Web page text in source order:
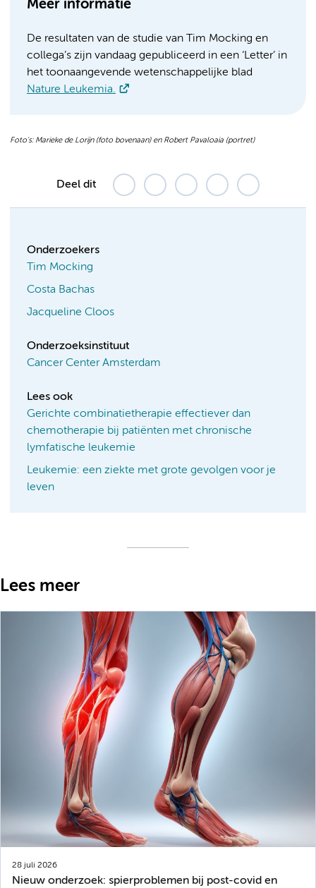
Meer informatie
De resultaten van de studie van Tim Mocking en
collega’s zijn vandaag gepubliceerd in een ‘Letter’ in
het toonaangevende wetenschappelijke blad
Nature Leukemia.
Foto's: Marieke de Lorijn (foto bovenaan) en Robert Pavaloaia (portret)
Deel dit
Onderzoekers
Tim Mocking
Costa Bachas
Jacqueline Cloos
Onderzoeksinstituut
Cancer Center Amsterdam
Lees ook
Gerichte combinatietherapie effectiever dan
chemotherapie bij patiënten met chronische
lymfatische leukemie
Leukemie: een ziekte met grote gevolgen voor je
leven
Lees meer
28 juli 2026
Nieuw onderzoek: spierproblemen bij post-covid en